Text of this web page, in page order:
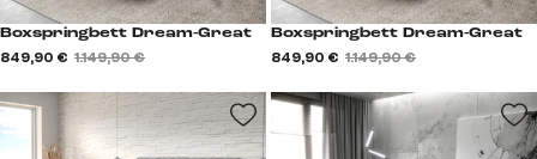
Boxspringbett Dream-Great
849,90 € 1.149,90 €
Boxspringbett Dream-Great
849,90 € 1.149,90 €